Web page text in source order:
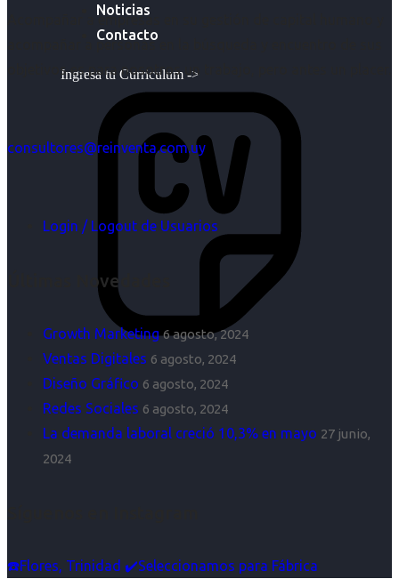
Noticias
Contacto
Ingresa tu Curriculum ->
Acompañar a empresas en su gestión de capital humano y
acompañar a personas en la búsqueda y encuentro de sus
objetivos es para nosotros un trabajo, pero antes un placer.
consultores@reinventa.com.uy
Login / Logout de Usuarios
Últimas Novedades
Growth Marketing 6 agosto, 2024
Ventas Digitales 6 agosto, 2024
Diseño Gráfico 6 agosto, 2024
Redes Sociales 6 agosto, 2024
La demanda laboral creció 10,3% en mayo 27 junio,
2024
☎️Flores, Trinidad ✔️Seleccionamos para Fábrica